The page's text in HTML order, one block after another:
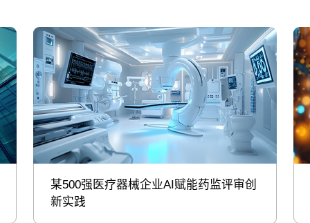
某500强医疗器械企业AI赋能药监评审创
新实践